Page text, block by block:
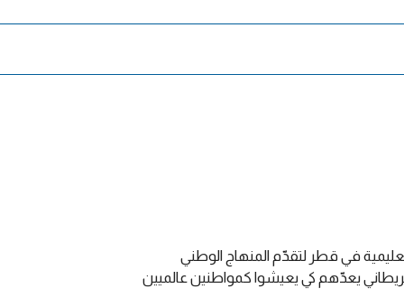
في قطر لتقدّم المنهاج الوطني
بريطاني يعدّهم كي يعيشوا كمواطنين عالميين